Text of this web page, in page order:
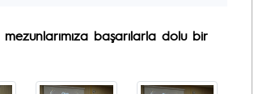
başarılarla dolu bir